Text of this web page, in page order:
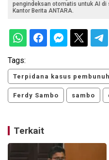
pengindeksan otomatis untuk AI
Kantor Berita ANTARA.
Tags:
Terpidana kasus
Ferdy Sambo sambo
Terkait